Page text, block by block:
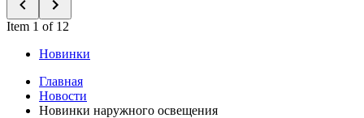
Item 1 of 12
Новинки
Главная
Новости
Новинки наружного освещения